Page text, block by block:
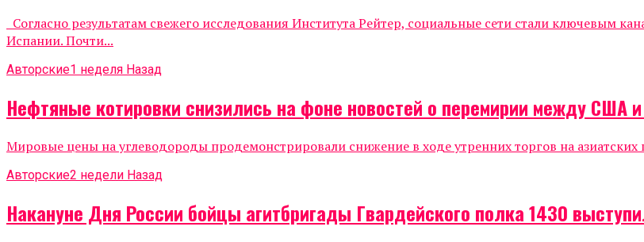
Согласно результатам свежего исследования Института Рейтер, социальные сети стали ключевым
Испании. Почти...
Авторские1 неделя Назад
Нефтяные котировки снизились на фоне новостей о перемирии между США
Мировые цены на углеводороды продемонстрировали снижение в ходе утренних торгов на
Авторские2 недели Назад
Накануне Дня России бойцы агитбригады Гвардейского полка 1430